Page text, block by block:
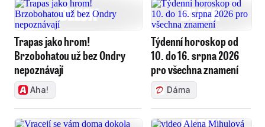
Trapas jako hrom!
Brzobohatou už bez Ondry
nepoznávají
Aha!
Týdenní horoskop od
10. do 16. srpna 2026
pro všechna znamení
Dáma